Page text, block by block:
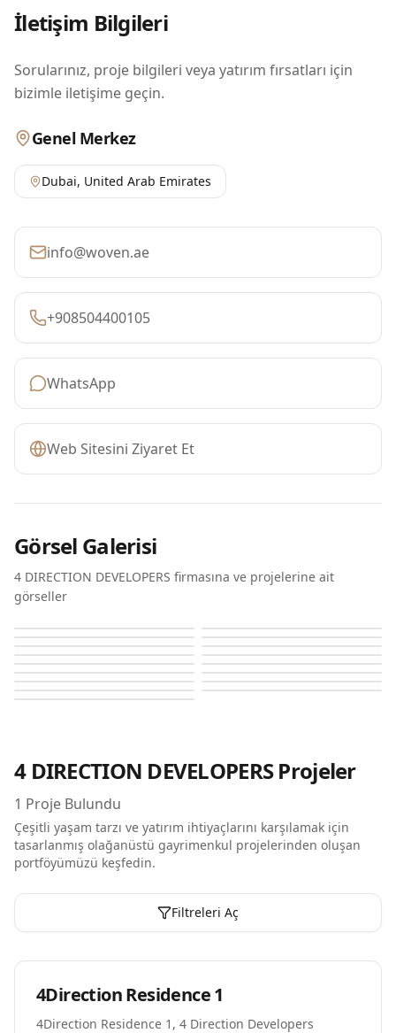
İletişim Bilgileri
Sorularınız, proje bilgileri veya yatırım fırsatları için
bizimle iletişime geçin.
Genel Merkez
Dubai, United Arab Emirates
info@woven.ae
+908504400105
WhatsApp
Web Sitesini Ziyaret Et
Görsel Galerisi
4 DIRECTION DEVELOPERS firmasına ve projelerine ait
görseller
4Direction Residence 1 4Direction Residence 1
4Direction Residence 1 4Direction Residence 1
4Direction Residence 1 4Direction Residence 1
4Direction Residence 1 4Direction Residence 1
4Direction Residence 1 4Direction Residence 1
4Direction Residence 1 4Direction Residence 1
4Direction Residence 1 4Direction Residence 1
4Direction Residence 1
4 DIRECTION DEVELOPERS Projeler
1 Proje Bulundu
Çeşitli yaşam tarzı ve yatırım ihtiyaçlarını karşılamak için
tasarlanmış olağanüstü gayrimenkul projelerinden oluşan
portföyümüzü keşfedin.
Filtreleri Aç
4Direction Residence 1
4Direction Residence 1, 4 Direction Developers